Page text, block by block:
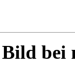
bei